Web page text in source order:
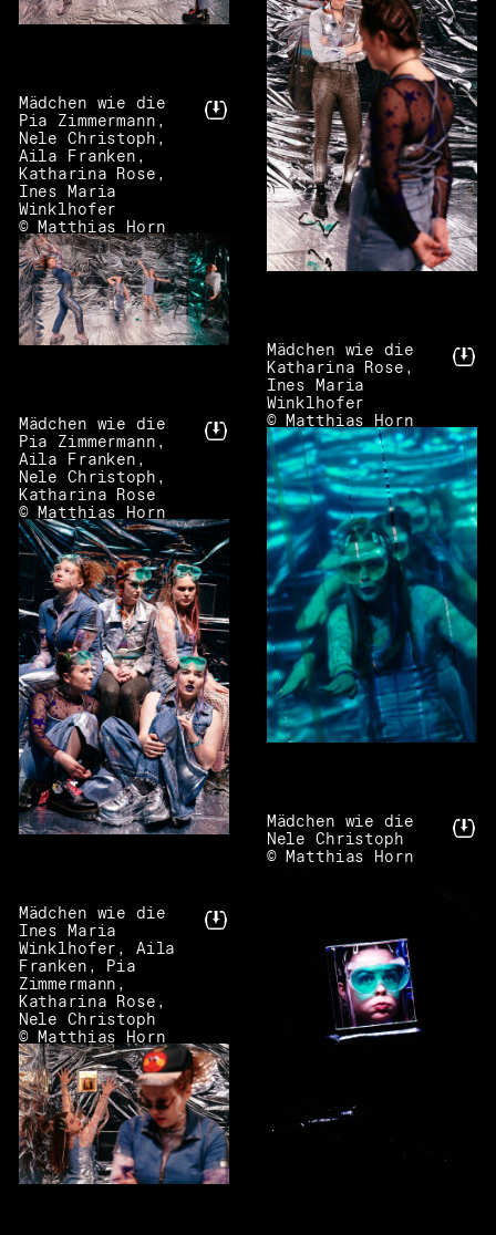
Mädchen wie die
Pia Zimmermann,
Nele Christoph,
Aila Franken,
Katharina Rose,
Ines Maria
Winklhofer
© Matthias Horn
Mädchen wie die
Katharina Rose,
Ines Maria
Winklhofer
© Matthias Horn
Mädchen wie die
Pia Zimmermann,
Aila Franken,
Nele Christoph,
Katharina Rose
© Matthias Horn
Mädchen wie die
Nele Christoph
© Matthias Horn
Mädchen wie die
Ines Maria
Winklhofer, Aila
Franken, Pia
Zimmermann,
Katharina Rose,
Nele Christoph
© Matthias Horn